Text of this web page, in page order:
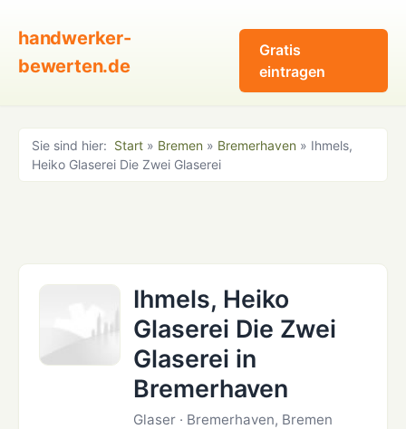
handwerker-
bewerten.de
Gratis
eintragen
Sie sind hier: Start » Bremen » Bremerhaven » Ihmels,
Heiko Glaserei Die Zwei Glaserei
Ihmels, Heiko
Glaserei Die Zwei
Glaserei in
Bremerhaven
Glaser · Bremerhaven, Bremen